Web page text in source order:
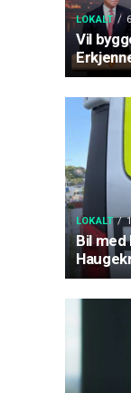
LOKALT
Vil
LOKALT
Bil med